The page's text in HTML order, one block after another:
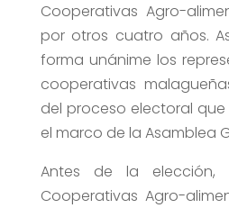
Cooperativas Agro-
por otros cuatro años.
forma unánime los
cooperativas
del proceso electoral
el marco de la Asamblea
Antes de la elección,
Cooperativas Agro-